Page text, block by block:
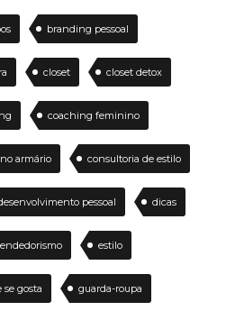
branding pessoal
closet closet detox
coaching feminino
armário consultoria de estilo
pessoal dicas
estilo
se gosta guarda-roupa